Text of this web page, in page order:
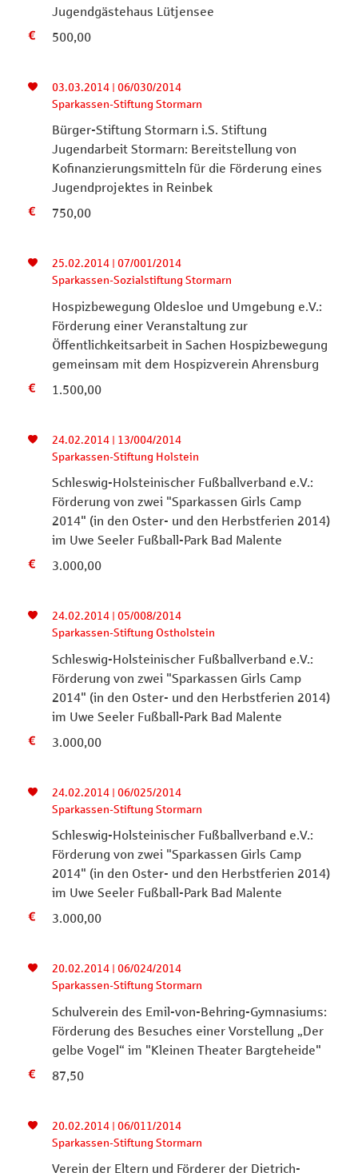
Jugendgästehaus Lütjensee
500,00
03.03.2014 | 06/030/2014
Sparkassen-Stiftung Stormarn
Bürger-Stiftung Stormarn i.S. Stiftung
Jugendarbeit Stormarn: Bereitstellung von
Kofinanzierungsmitteln für die Förderung eines
Jugendprojektes in Reinbek
750,00
25.02.2014 | 07/001/2014
Sparkassen-Sozialstiftung Stormarn
Hospizbewegung Oldesloe und Umgebung e.V.:
Förderung einer Veranstaltung zur
Öffentlichkeitsarbeit in Sachen Hospizbewegung
gemeinsam mit dem Hospizverein Ahrensburg
1.500,00
24.02.2014 | 13/004/2014
Sparkassen-Stiftung Holstein
Schleswig-Holsteinischer Fußballverband e.V.:
Förderung von zwei "Sparkassen Girls Camp
2014" (in den Oster- und den Herbstferien 2014)
im Uwe Seeler Fußball-Park Bad Malente
3.000,00
24.02.2014 | 05/008/2014
Sparkassen-Stiftung Ostholstein
Schleswig-Holsteinischer Fußballverband e.V.:
Förderung von zwei "Sparkassen Girls Camp
2014" (in den Oster- und den Herbstferien 2014)
im Uwe Seeler Fußball-Park Bad Malente
3.000,00
24.02.2014 | 06/025/2014
Sparkassen-Stiftung Stormarn
Schleswig-Holsteinischer Fußballverband e.V.:
Förderung von zwei "Sparkassen Girls Camp
2014" (in den Oster- und den Herbstferien 2014)
im Uwe Seeler Fußball-Park Bad Malente
3.000,00
20.02.2014 | 06/024/2014
Sparkassen-Stiftung Stormarn
Schulverein des Emil-von-Behring-Gymnasiums:
Förderung des Besuches einer Vorstellung „Der
gelbe Vogel“ im "Kleinen Theater Bargteheide"
87,50
20.02.2014 | 06/011/2014
Sparkassen-Stiftung Stormarn
Verein der Eltern und Förderer der Dietrich-